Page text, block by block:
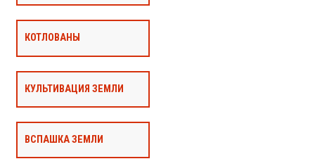
КОТЛОВАНЫ
КУЛЬТИВАЦИЯ ЗЕМЛИ
ВСПАШКА ЗЕМЛИ